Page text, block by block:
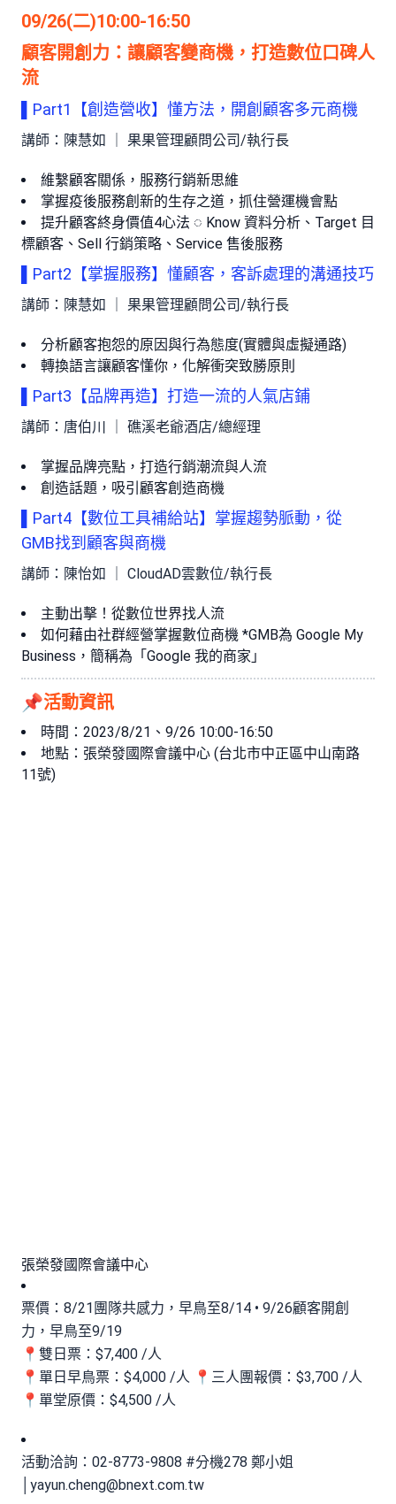
09/26(二)10:00-16:50
顧客開創力：讓顧客變商機，打造數位口碑人
流
▌Part1【創造營收】懂方法，開創顧客多元商機
講師：陳慧如 ｜ 果果管理顧問公司/執行長
維繫顧客關係，服務行銷新思維
掌握疫後服務創新的生存之道，抓住營運機會點
提升顧客終身價值4心法 ◌ Know 資料分析、Target 目
標顧客、Sell 行銷策略、Service 售後服務
▌Part2【掌握服務】懂顧客，客訴處理的溝通技巧
講師：陳慧如 ｜ 果果管理顧問公司/執行長
分析顧客抱怨的原因與行為態度(實體與虛擬通路)
轉換語言讓顧客懂你，化解衝突致勝原則
▌Part3【品牌再造】打造一流的人氣店鋪
講師：唐伯川 ｜ 礁溪老爺酒店/總經理
掌握品牌亮點，打造行銷潮流與人流
創造話題，吸引顧客創造商機
▌Part4【數位工具補給站】掌握趨勢脈動，從
GMB找到顧客與商機
講師：陳怡如 ｜ CloudAD雲數位/執行長
主動出擊！從數位世界找人流
如何藉由社群經營掌握數位商機 *GMB為 Google My
Business，簡稱為「Google 我的商家」
📌活動資訊
時間：2023/8/21、9/26 10:00-16:50
地點：張榮發國際會議中心 (台北市中正區中山南路
11號)
張榮發國際會議中心
票價：8/21團隊共感力，早鳥至8/14 • 9/26顧客開創
力，早鳥至9/19
📍雙日票：$7,400 /人
📍單日早鳥票：$4,000 /人 📍三人團報價：$3,700 /人
📍單堂原價：$4,500 /人
活動洽詢：02-8773-9808 #分機278 鄭小姐
yayun.cheng@bnext.com.tw